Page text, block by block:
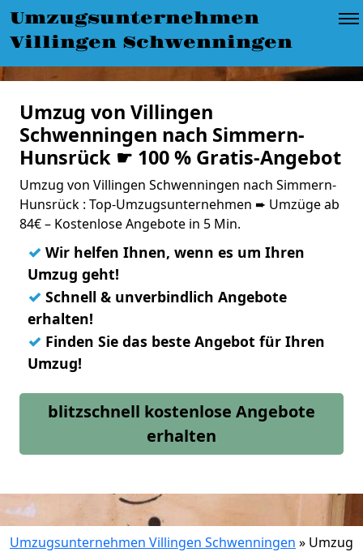
Umzugsunternehmen
Villingen Schwenningen
Umzug von Villingen
Schwenningen nach Simmern-
Hunsrück ☛ 100 % Gratis-Angebot
Umzug von Villingen Schwenningen nach Simmern-
Hunsrück : Top-Umzugsunternehmen ➨ Umzüge ab
84€ – Kostenlose Angebote in 5 Min.
✓ Wir helfen Ihnen, wenn es um Ihren
Umzug geht!
✓ Schnell & unverbindlich Angebote
erhalten!
✓ Finden Sie das beste Angebot für Ihren
Umzug!
blitzschnell kostenlose Angebote
erhalten
Umzugsunternehmen Villingen Schwenningen » Umzug